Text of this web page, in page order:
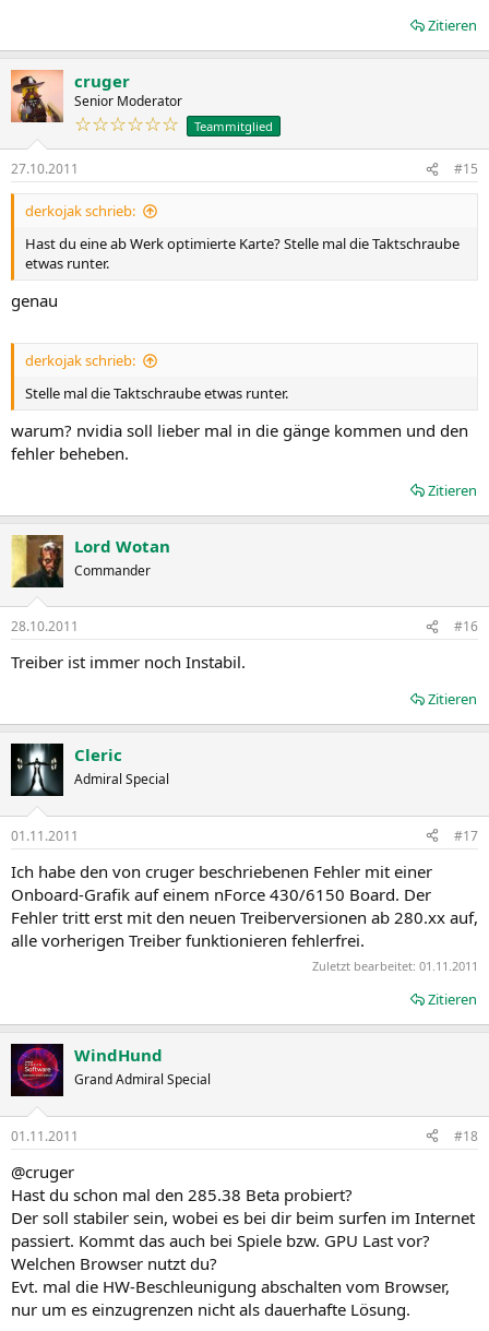
Zitieren
cruger
Senior Moderator
☆☆☆☆☆☆ Teammitglied
27.10.2011 #15
derkojak schrieb:
Hast du eine ab Werk optimierte Karte? Stelle mal die Taktschraube
etwas runter.
genau
derkojak schrieb:
Stelle mal die Taktschraube etwas runter.
warum? nvidia soll lieber mal in die gänge kommen und den
fehler beheben.
Zitieren
Lord Wotan
Commander
28.10.2011 #16
Treiber ist immer noch Instabil.
Zitieren
Cleric
Admiral Special
01.11.2011 #17
Ich habe den von cruger beschriebenen Fehler mit einer
Onboard-Grafik auf einem nForce 430/6150 Board. Der
Fehler tritt erst mit den neuen Treiberversionen ab 280.xx auf,
alle vorherigen Treiber funktionieren fehlerfrei.
Zuletzt bearbeitet: 01.11.2011
Zitieren
WindHund
Grand Admiral Special
01.11.2011 #18
@cruger
Hast du schon mal den 285.38 Beta probiert?
Der soll stabiler sein, wobei es bei dir beim surfen im Internet
passiert. Kommt das auch bei Spiele bzw. GPU Last vor?
Welchen Browser nutzt du?
Evt. mal die HW-Beschleunigung abschalten vom Browser,
nur um es einzugrenzen nicht als dauerhafte Lösung.